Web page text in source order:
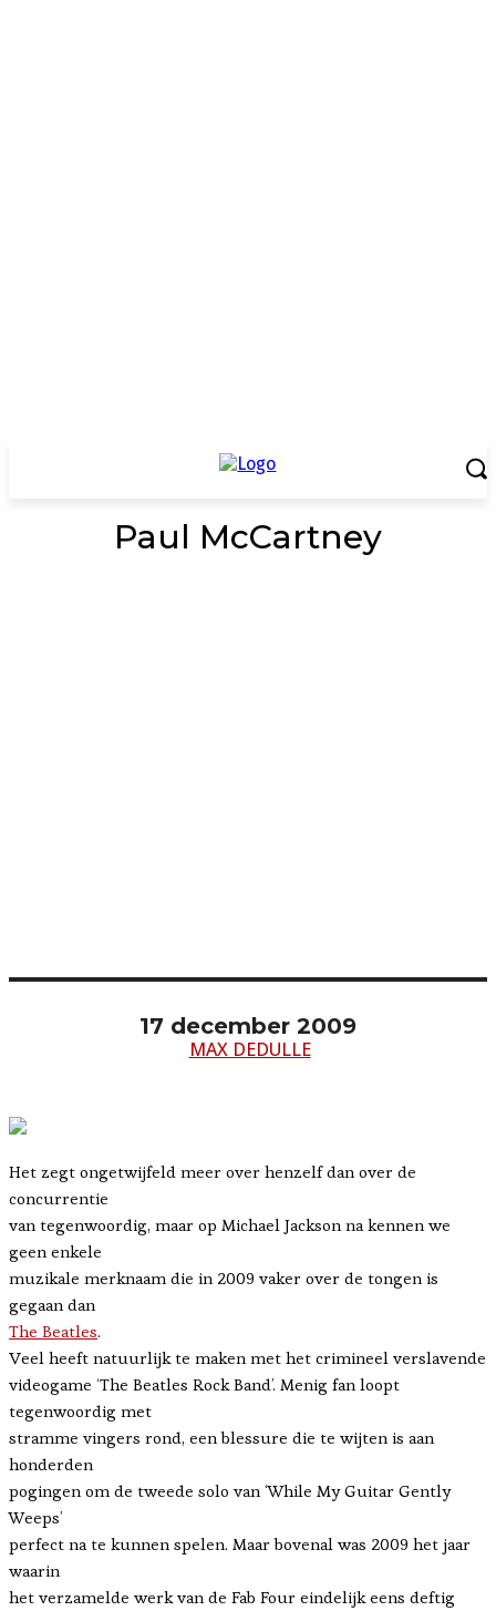
Paul McCartney
17 december 2009
MAX DEDULLE
Het zegt ongetwijfeld meer over henzelf dan over de
concurrentie
van tegenwoordig, maar op Michael Jackson na kennen we
geen enkele
muzikale merknaam die in 2009 vaker over de tongen is
gegaan dan
The Beatles.
Veel heeft natuurlijk te maken met het crimineel verslavende
videogame ‘The Beatles Rock Band’. Menig fan loopt
tegenwoordig met
stramme vingers rond, een blessure die te wijten is aan
honderden
pogingen om de tweede solo van ‘While My Guitar Gently
Weeps’
perfect na te kunnen spelen. Maar bovenal was 2009 het jaar
waarin
het verzamelde werk van de Fab Four eindelijk eens deftig